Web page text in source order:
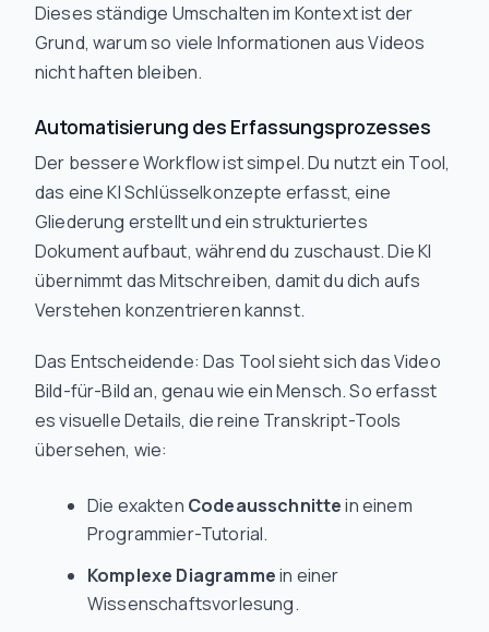
Dieses ständige Umschalten im Kontext ist der
Grund, warum so viele Informationen aus Videos
nicht haften bleiben.
Automatisierung des Erfassungsprozesses
Der bessere Workflow ist simpel. Du nutzt ein Tool,
das eine KI Schlüsselkonzepte erfasst, eine
Gliederung erstellt und ein strukturiertes
Dokument aufbaut, während du zuschaust. Die KI
übernimmt das Mitschreiben, damit du dich aufs
Verstehen konzentrieren kannst.
Das Entscheidende: Das Tool sieht sich das Video
Bild-für-Bild an, genau wie ein Mensch. So erfasst
es visuelle Details, die reine Transkript-Tools
übersehen, wie:
Die exakten Codeausschnittein einem
Programmier-Tutorial.
Komplexe Diagrammein einer
Wissenschaftsvorlesung.